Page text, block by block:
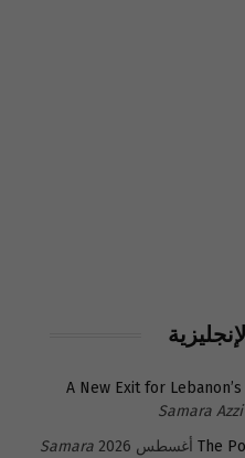
A New Exit for
Samara Azzi
The
Samara